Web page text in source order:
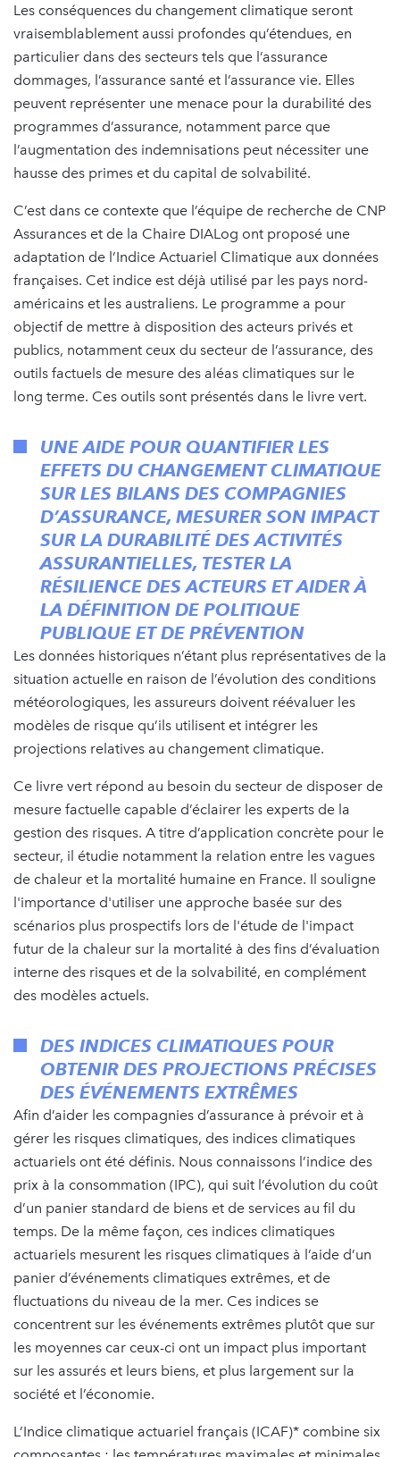
Les conséquences du changement climatique seront
vraisemblablement aussi profondes qu’étendues, en
particulier dans des secteurs tels que l’assurance
dommages, l’assurance santé et l’assurance vie. Elles
peuvent représenter une menace pour la durabilité des
programmes d’assurance, notamment parce que
l’augmentation des indemnisations peut nécessiter une
hausse des primes et du capital de solvabilité.
C’est dans ce contexte que l’équipe de recherche de CNP
Assurances et de la Chaire DIALog ont proposé une
adaptation de l’Indice Actuariel Climatique aux données
françaises. Cet indice est déjà utilisé par les pays nord-
américains et les australiens. Le programme a pour
objectif de mettre à disposition des acteurs privés et
publics, notamment ceux du secteur de l’assurance, des
outils factuels de mesure des aléas climatiques sur le
long terme. Ces outils sont présentés dans le livre vert.
UNE AIDE POUR QUANTIFIER LES
EFFETS DU CHANGEMENT CLIMATIQUE
SUR LES BILANS DES COMPAGNIES
D’ASSURANCE, MESURER SON IMPACT
SUR LA DURABILITÉ DES ACTIVITÉS
ASSURANTIELLES, TESTER LA
RÉSILIENCE DES ACTEURS ET AIDER À
LA DÉFINITION DE POLITIQUE
PUBLIQUE ET DE PRÉVENTION
Les données historiques n’étant plus représentatives de la
situation actuelle en raison de l’évolution des conditions
météorologiques, les assureurs doivent réévaluer les
modèles de risque qu’ils utilisent et intégrer les
projections relatives au changement climatique.
Ce livre vert répond au besoin du secteur de disposer de
mesure factuelle capable d’éclairer les experts de la
gestion des risques. A titre d’application concrète pour le
secteur, il étudie notamment la relation entre les vagues
de chaleur et la mortalité humaine en France. Il souligne
l'importance d'utiliser une approche basée sur des
scénarios plus prospectifs lors de l'étude de l'impact
futur de la chaleur sur la mortalité à des fins d’évaluation
interne des risques et de la solvabilité, en complément
des modèles actuels.
DES INDICES CLIMATIQUES POUR
OBTENIR DES PROJECTIONS PRÉCISES
DES ÉVÉNEMENTS EXTRÊMES
Afin d’aider les compagnies d’assurance à prévoir et à
gérer les risques climatiques, des indices climatiques
actuariels ont été définis. Nous connaissons l’indice des
prix à la consommation (IPC), qui suit l’évolution du coût
d’un panier standard de biens et de services au fil du
temps. De la même façon, ces indices climatiques
actuariels mesurent les risques climatiques à l’aide d’un
panier d’événements climatiques extrêmes, et de
fluctuations du niveau de la mer. Ces indices se
concentrent sur les événements extrêmes plutôt que sur
les moyennes car ceux-ci ont un impact plus important
sur les assurés et leurs biens, et plus largement sur la
société et l’économie.
L’Indice climatique actuariel français (ICAF)* combine six